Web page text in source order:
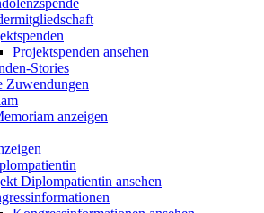
Projektspenden ansehen
Stories
Zuwendungen
anzeigen
Diplompatientin ansehen